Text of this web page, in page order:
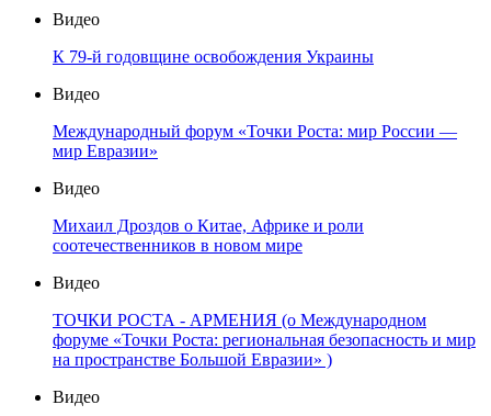
Видео
К 79-й годовщине освобождения Украины
Видео
Международный форум «Точки Роста: мир России —
мир Евразии»
Видео
Михаил Дроздов о Китае, Африке и роли
соотечественников в новом мире
Видео
ТОЧКИ РОСТА - АРМЕНИЯ (о Международном
форуме «Точки Роста: региональная безопасность и мир
на пространстве Большой Евразии» )
Видео